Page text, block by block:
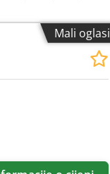
Mali oglasi